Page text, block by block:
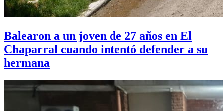
Balearon a un joven de 27 años en El
Chaparral cuando intentó defender a su
hermana